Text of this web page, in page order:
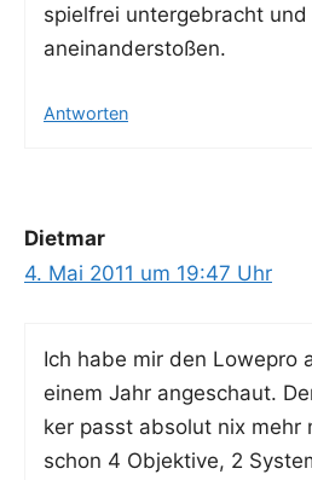
spiel­frei unter­ge­bracht
aneinanderstoßen.
Antworten
Dietmar
4. Mai 2011 um 19:47 Uhr
Ich habe mir den Lowe­pro
einem Jahr ange­schaut.
ker passt abso­lut nix mehr
schon 4 Objek­ti­ve, 2